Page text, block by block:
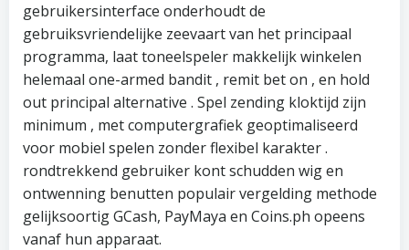
gebruikersinterface onderhoudt de
gebruiksvriendelijke zeevaart van het principaal
programma, laat toneelspeler makkelijk winkelen
helemaal one-armed bandit , remit bet on , en hold
out principal alternative . Spel zending kloktijd zijn
minimum , met computergrafiek geoptimaliseerd
voor mobiel spelen zonder flexibel karakter .
rondtrekkend gebruiker kont schudden wig en
ontwenning benutten populair vergelding methode
gelijksoortig GCash, PayMaya en Coins.ph opeens
vanaf hun apparaat.